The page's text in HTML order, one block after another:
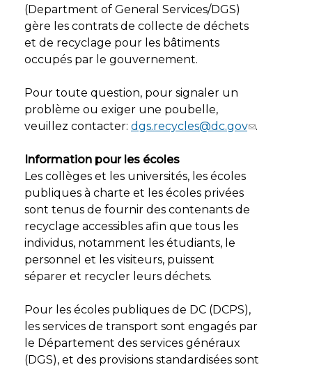
(Department of General Services/DGS)
gère les contrats de collecte de déchets
et de recyclage pour les bâtiments
occupés par le gouvernement.
Pour toute question, pour signaler un
problème ou exiger une poubelle,
veuillez contacter: dgs.recycles@dc.gov .
Information pour les écoles
Les collèges et les universités, les écoles
publiques à charte et les écoles privées
sont tenus de fournir des contenants de
recyclage accessibles afin que tous les
individus, notamment les étudiants, le
personnel et les visiteurs, puissent
séparer et recycler leurs déchets.
Pour les écoles publiques de DC (DCPS),
les services de transport sont engagés par
le Département des services généraux
(DGS), et des provisions standardisées sont